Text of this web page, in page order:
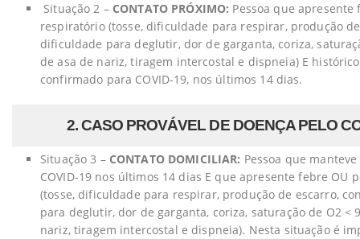
Situação 2 – CONTATO PRÓXIMO: Pessoa que
respiratório (tosse, dificuldade para respirar, produção
dificuldade para deglutir, dor de garganta, coriza,
de asa de nariz, tiragem intercostal e dispneia) E
confirmado para COVID-19, nos últimos 14 dias.
2. CASO PROVÁVEL DE DOENÇA PELO
Situação 3 – CONTATO DOMICILIAR: Pessoa que
COVID-19 nos últimos 14 dias E que apresente febre
(tosse, dificuldade para respirar, produção de escarro,
para deglutir, dor de garganta, coriza, saturação de O2 <
nariz, tiragem intercostal e dispneia). Nesta situação é